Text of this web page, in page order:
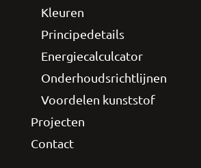
Kleuren
Principedetails
Energiecalculcator
Onderhoudsrichtlijnen
Voordelen kunststof
Projecten
Contact